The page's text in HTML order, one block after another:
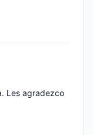
Les agradezco